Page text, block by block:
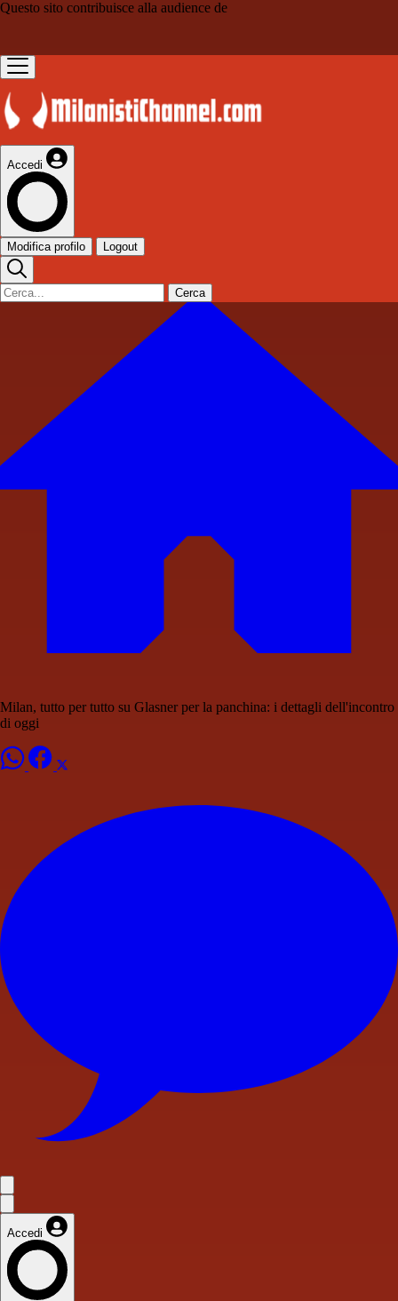
Questo sito contribuisce alla audience de
Accedi
Modifica profilo Logout
Cerca
Milan, tutto per tutto su Glasner per la panchina: i dettagli dell'incontro
di oggi
Accedi